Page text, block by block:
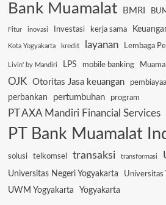
Bank Muamalat BMRI
Fitur inovasi Investasi kerja sama
Kota Yogyakarta kredit layanan Lembaga
Livin' by Mandiri LPS mobile banking
OJK Otoritas Jasa keuangan
perbankan
pertumbuhan program
PT AXA Mandiri Financial Services
PT Bank Muamalat
solusi telkomsel transaksi transformasi
Universitas Negeri Yogyakarta Universitas
UWM Yogyakarta Yogyakarta